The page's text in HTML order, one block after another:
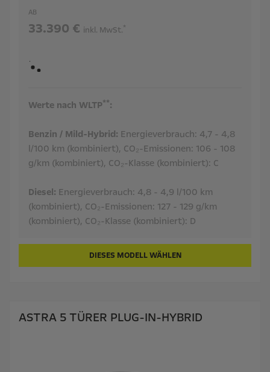
AB
33.390 € inkl. MwSt.*
Werte nach WLTP**:
Benzin / Mild-Hybrid: Energieverbrauch: 4,7 - 4,8
l/100 km (kombiniert), CO₂-Emissionen: 106 - 108
g/km (kombiniert), CO₂-Klasse (kombiniert): C
Diesel: Energieverbrauch: 4,8 - 4,9 l/100 km
(kombiniert), CO₂-Emissionen: 127 - 129 g/km
(kombiniert), CO₂-Klasse (kombiniert): D
DIESES MODELL WÄHLEN
ASTRA 5 TÜRER PLUG-IN-HYBRID